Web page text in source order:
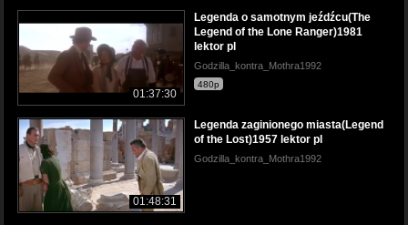
01:37:30
Legenda o samotnym jeźdźcu(The
Legend of the Lone Ranger)1981
lektor pl
Godzilla_kontra_Mothra1992
480p
01:48:31
Legenda zaginionego miasta(Legend
of the Lost)1957 lektor pl
Godzilla_kontra_Mothra1992